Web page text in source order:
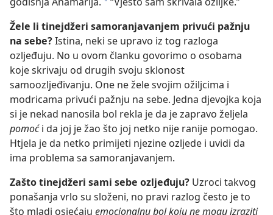
*
Žele li tinejdžeri samoranjavanjem privući pažnju
na sebe?Istina, neki se upravo iz tog razloga
ozljeđuju. No u ovom članku govorimo o osobama
koje skrivaju od drugih svoju sklonost
samoozljeđivanju. One ne žele svojim ožiljcima i
modricama privući pažnju na sebe. Jedna djevojka koja
si je nekad nanosila bol rekla je da je zapravo željela
pomoći da joj je žao što joj netko nije ranije pomogao.
Htjela je da netko primijeti njezine ozljede i uvidi da
ima problema sa samoranjavanjem.
Zašto tinejdžeri sami sebe ozljeđuju? Uzroci takvog
ponašanja vrlo su složeni, no pravi razlog često je to
što mladi osjećaju emocionalnu bol koju ne mogu izraziti